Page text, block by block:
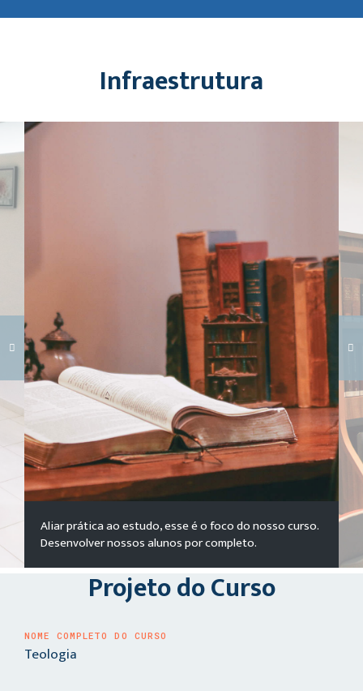
Infraestrutura
Carregando galeria...
Aliar prática ao estudo, esse é o foco do nosso curso.
Desenvolver nossos alunos por completo.
Projeto do Curso
NOME COMPLETO DO CURSO
Teologia